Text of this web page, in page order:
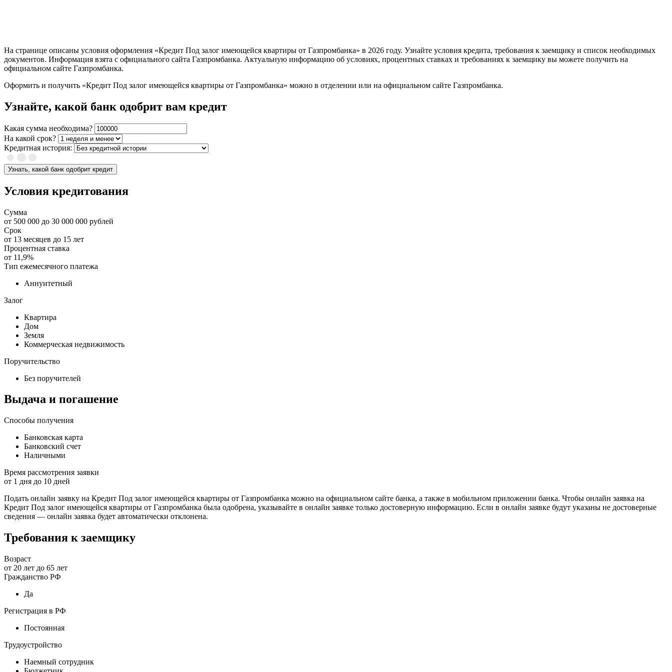
На странице описаны условия оформления «Кредит Под залог имеющейся квартиры от Газпромбанка» в 2026 году. Узнайте условия кредита, требования к заемщику и список необходимых
документов. Информация взята с официального сайта Газпромбанка. Актуальную информацию об условиях, процентных ставках и требованиях к заемщику вы можете получить на
официальном сайте Газпромбанка.
Оформить и получить «Кредит Под залог имеющейся квартиры от Газпромбанка» можно в отделении или на официальном сайте Газпромбанка.
Узнайте, какой банк одобрит вам кредит
Какая сумма необходима?
На какой срок?
Кредитная история:
Узнать, какой банк одобрит кредит
Условия кредитования
Сумма
от 500 000 до 30 000 000 рублей
Срок
от 13 месяцев до 15 лет
Процентная ставка
от 11,9%
Тип ежемесячного платежа
Аннуитетный
Залог
Квартира
Дом
Земля
Коммерческая недвижимость
Поручительство
Без поручителей
Выдача и погашение
Способы получения
Банковская карта
Банковский счет
Наличными
Время рассмотрения заявки
от 1 дня до 10 дней
Подать онлайн заявку на Кредит Под залог имеющейся квартиры от Газпромбанка можно на официальном сайте банка, а также в мобильном приложении банка. Чтобы онлайн заявка на
Кредит Под залог имеющейся квартиры от Газпромбанка была одобрена, указывайте в онлайн заявке только достоверную информацию. Если в онлайн заявке будут указаны не достоверные
сведения — онлайн заявка будет автоматически отклонена.
Требования к заемщику
Возраст
от 20 лет до 65 лет
Гражданство РФ
Да
Регистрация в РФ
Постоянная
Трудоустройство
Наемный сотрудник